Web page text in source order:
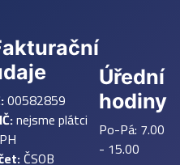
00582859
nejsme plátci
ČSOB
Úřední
hodiny
Po-Pá: 7.00
- 15.00